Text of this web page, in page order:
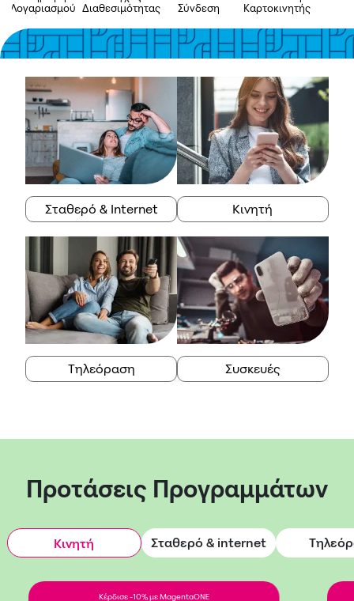
Λογαριασμού Διαθεσιμότητας
Σύνδεση
Καρτοκινητής
Σταθερό & Internet Κινητή
Τηλεόραση Συσκευές
Προτάσεις Προγραμμάτων
Κινητή Σταθερό & internet
Κέρδισε -10% με MagentaONE